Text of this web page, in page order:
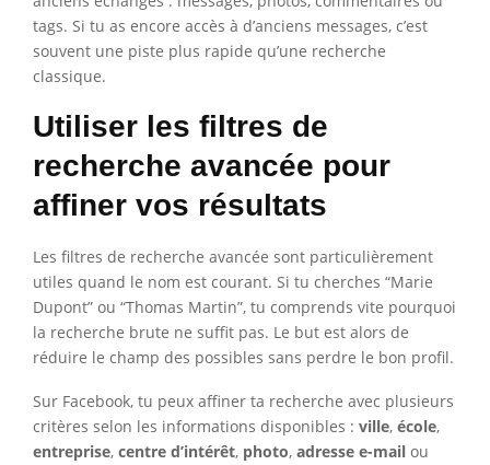
tags. Si tu as encore accès à d’anciens messages, c’est
souvent une piste plus rapide qu’une recherche
classique.
Utiliser les filtres de
recherche avancée pour
affiner vos résultats
Les filtres de recherche avancée sont particulièrement
utiles quand le nom est courant. Si tu cherches “Marie
Dupont” ou “Thomas Martin”, tu comprends vite pourquoi
la recherche brute ne suffit pas. Le but est alors de
réduire le champ des possibles sans perdre le bon profil.
Sur Facebook, tu peux affiner ta recherche avec plusieurs
critères selon les informations disponibles : ville, école,
entreprise, centre d’intérêt, photo, adresse e-mail ou